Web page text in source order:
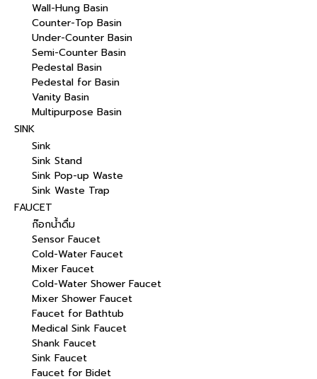
Wall-Hung Basin
Counter-Top Basin
Under-Counter Basin
Semi-Counter Basin
Pedestal Basin
Pedestal for Basin
Vanity Basin
Multipurpose Basin
SINK
Sink
Sink Stand
Sink Pop-up Waste
Sink Waste Trap
FAUCET
ก๊อกน้ำดื่ม
Sensor Faucet
Cold-Water Faucet
Mixer Faucet
Cold-Water Shower Faucet
Mixer Shower Faucet
Faucet for Bathtub
Medical Sink Faucet
Shank Faucet
Sink Faucet
Faucet for Bidet